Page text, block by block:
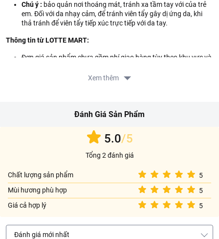
Chú ý : bảo quản nơi thoáng mát, tránh xa tầm tay với của trẻ
em. Đối với da nhạy cảm, để tránh viên tẩy gây dị ứng da, khi
thả tránh để viên tẩy tiếp xúc trực tiếp với da tay.
Thông tin từ LOTTE MART:
Đơn giá sản phẩm chưa gồm phí giao hàng tùy theo khu vực và
https://www.lottemart.vn/vi-nsg/faq/39
Xem thêm
Đánh Giá Sản Phẩm
5.0/5
Tổng 2 đánh giá
Chất lượng sản phẩm
5
Mùi hương phù hợp
5
Giá cả hợp lý
5
Đánh giá mới nhất